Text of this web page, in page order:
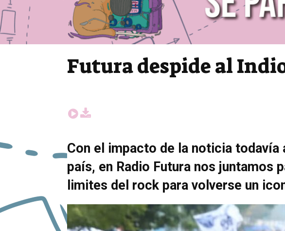
Futura despide al
Con el impacto de la noticia
país, en Radio Futura nos juntamos
limites del rock para volverse un